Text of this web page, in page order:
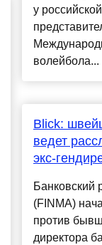
у
волейбола...
Blick:
ведет
экс-
Банковский
(FINMA)
против
директора